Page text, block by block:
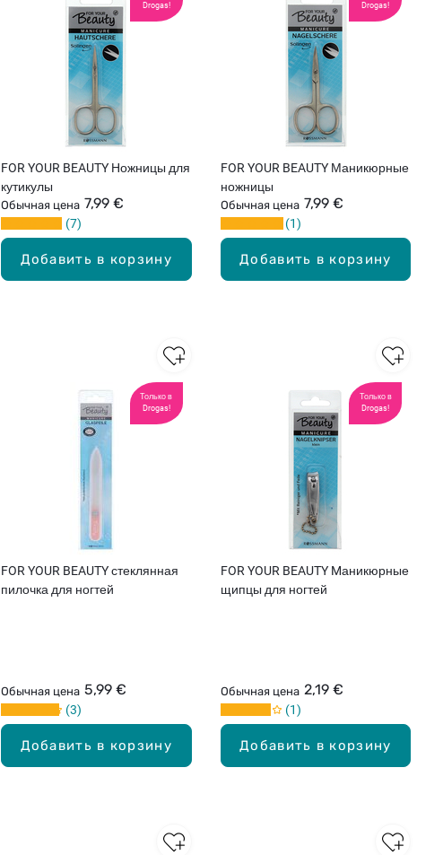
Drogas!
Добавить в корзину
FOR YOUR BEAUTY Ножницы для
кутикулы
Обычная цена 7,99 €
7
Drogas!
Добавить в корзину
FOR YOUR BEAUTY Маникюрные
ножницы
Обычная цена 7,99 €
1
Только в
Drogas!
Добавить в корзину
FOR YOUR BEAUTY стеклянная
пилочка для ногтей
Обычная цена 5,99 €
3
Только в
Drogas!
Добавить в корзину
FOR YOUR BEAUTY Mаникюрные
щипцы для ногтей
Обычная цена 2,19 €
1